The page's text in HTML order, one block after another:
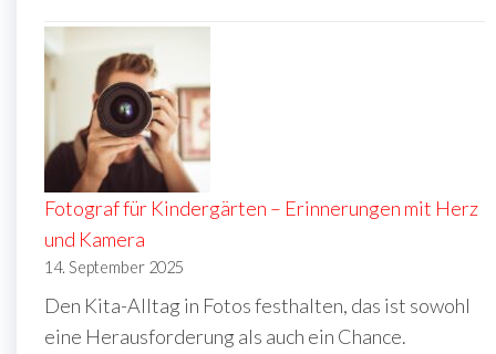
Fotograf für Kindergärten – Erinnerungen mit Herz
und Kamera
14. September 2025
Den Kita-Alltag in Fotos festhalten, das ist sowohl
eine Herausforderung als auch ein Chance.